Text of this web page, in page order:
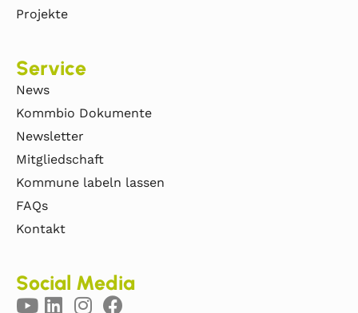
Projekte
Service
News
Kommbio Dokumente
Newsletter
Mitgliedschaft
Kommune labeln lassen
FAQs
Kontakt
Social Media